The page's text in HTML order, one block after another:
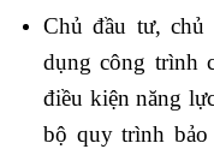
Chủ đầu tư,
dụng công trình
điều kiện năng
bộ quy trình